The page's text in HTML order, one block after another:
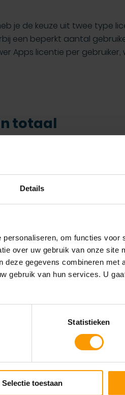
Details
om functies voor
over uw gebruik van onze site
gegevens combineren met
gebruik van hun services. U
Statistieken
Selectie toestaan
je de keuze uit twee type
een beperkt aantal
Apps licentie per
totaal
moeten worden. Door de
GAC Business Solutions
ondersteuning bij
Growing